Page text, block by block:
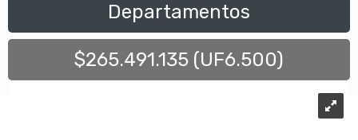
Departamentos
$265.491.135 (UF6.500)